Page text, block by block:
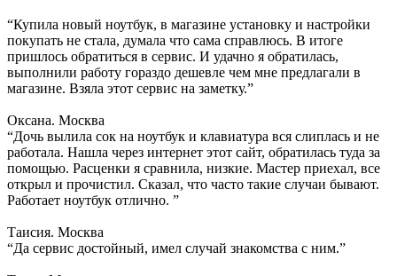
“Купила новый ноутбук, в магазине установку и настройки
покупать не стала, думала что сама справлюсь. В итоге
пришлось обратиться в сервис. И удачно я обратилась,
выполнили работу гораздо дешевле чем мне предлагали в
магазине. Взяла этот сервис на заметку.”
Оксана. Москва
“Дочь вылила сок на ноутбук и клавиатура вся слиплась и не
работала. Нашла через интернет этот сайт, обратилась туда за
помощью. Расценки я сравнила, низкие. Мастер приехал, все
открыл и прочистил. Сказал, что часто такие случаи бывают.
Работает ноутбук отлично. ”
Таисия. Москва
“Да сервис достойный, имел случай знакомства с ним.”